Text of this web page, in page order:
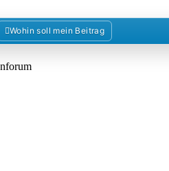
Wohin soll mein Beitrag